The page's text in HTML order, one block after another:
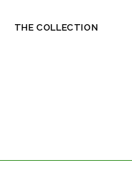
THE COLLECTION